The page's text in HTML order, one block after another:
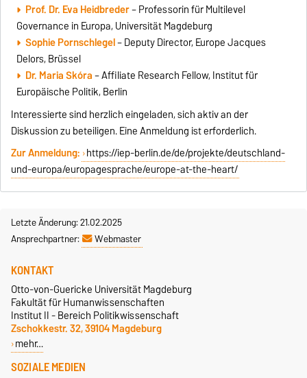
Prof. Dr. Eva Heidbreder– Professorin für Multilevel
Governance in Europa, Universität Magdeburg
Sophie Pornschlegel– Deputy Director, Europe Jacques
Delors, Brüssel
Dr. Maria Skóra– Affiliate Research Fellow, Institut für
Europäische Politik, Berlin
Interessierte sind herzlich eingeladen, sich aktiv an der
Diskussion zu beteiligen. Eine Anmeldung ist erforderlich.
Zur Anmeldung: https://iep-berlin.de/de/projekte/deutschland-
und-europa/europagesprache/europe-at-the-heart/
Letzte Änderung: 21.02.2025
Ansprechpartner:
Webmaster
SOZIALE MEDIEN
KONTAKT
Otto-von-Guericke Universität Magdeburg
Fakultät für Humanwissenschaften
Institut II - Bereich Politikwissenschaft
Zschokkestr. 32, 39104 Magdeburg
mehr…